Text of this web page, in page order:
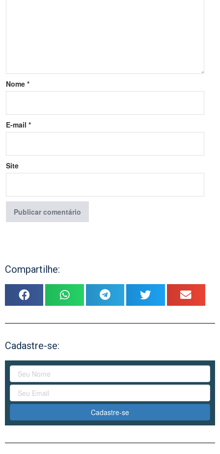
Nome *
E-mail *
Site
Compartilhe:
Cadastre-se:
Cadastre-se